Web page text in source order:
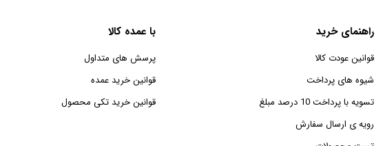
راهنمای خرید
قوانین عودت کالا
شیوه های پرداخت
تسویه با پرداخت 10 درصد مبلغ
رویه ی ارسال سفارش
با عمده کالا
پرسش های متداول
قوانین خرید عمده
قوانین خرید تکی محصول